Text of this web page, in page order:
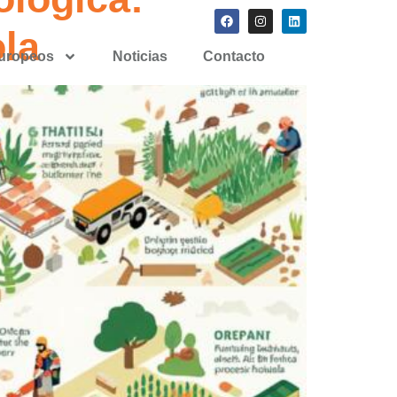
Noticias Contacto